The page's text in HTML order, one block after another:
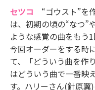
セツコ “ゴウスト”を
は、初期の頃の“なつ”
ような感覚の曲をもう
今回オーダーをする時
て、「どういう曲を作
はどういう曲で一番映
す。ハリーさん(針原